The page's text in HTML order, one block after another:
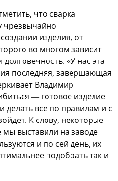
что сварка —
изделия, от
во многом зависит
«У нас эта
последняя, завершающая
Владимир
— готовое изделие
делать все по правилам и с
К слову, некоторые
выставили на заводе
и по сей день, их
подобрать так и